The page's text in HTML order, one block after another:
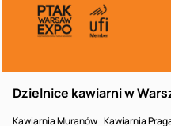
Dzielnice kawiarni w
Kawiarnia Muranów Kawiarnia